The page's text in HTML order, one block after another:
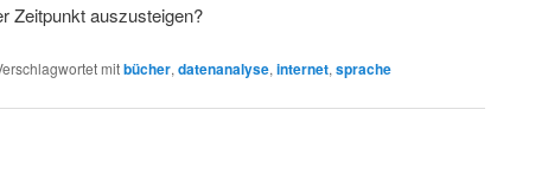
Zeitpunkt auszusteigen?
mitbücher, datenanalyse, internet, sprache